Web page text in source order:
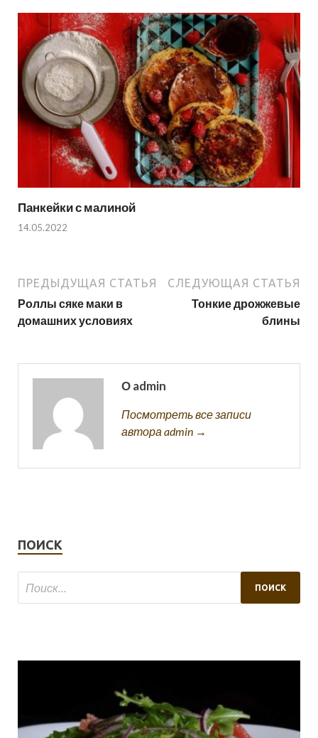
Панкейки с малиной
14.05.2022
ПРЕДЫДУЩАЯ СТАТЬЯ
Роллы сяке маки в
домашних условиях
СЛЕДУЮЩАЯ СТАТЬЯ
Тонкие дрожжевые
блины
О admin
Посмотреть все записи
автора admin →
ПОИСК